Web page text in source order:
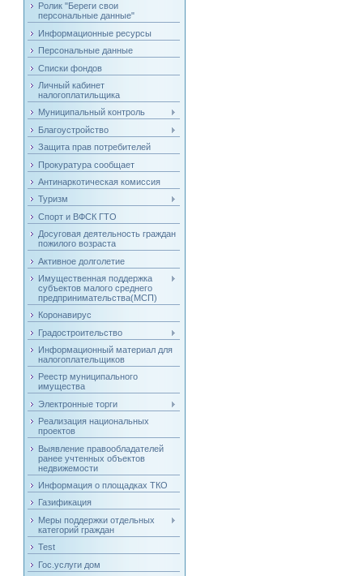
Ролик "Береги свои
персональные данные"
Информационные ресурсы
Персональные данные
Списки фондов
Личный кабинет
налогоплатильщика
Муниципальный контроль
Благоустройство
Защита прав потребителей
Прокуратура сообщает
Антинаркотическая комиссия
Туризм
Спорт и ВФСК ГТО
Досуговая деятельность граждан
пожилого возраста
Активное долголетие
Имущественная поддержка
субъектов малого среднего
предпринимательства(МСП)
Коронавирус
Градостроительство
Информационный материал для
налогоплательщиков
Реестр муниципального
имущества
Электронные торги
Реализация национальных
проектов
Выявление правообладателей
ранее учтенных объектов
недвижемости
Информация о площадках ТКО
Газификация
Меры поддержки отдельных
категорий граждан
Test
Гос.услуги дом